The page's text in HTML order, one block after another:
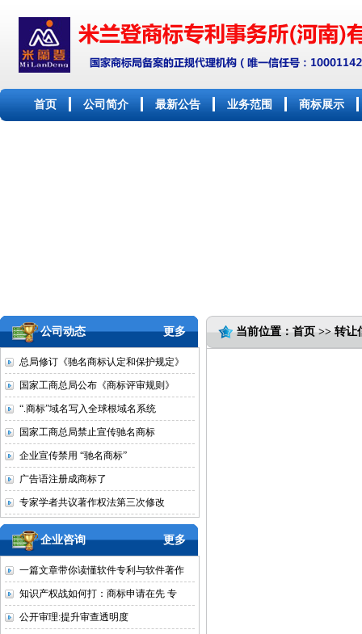
首页 公司简介 最新公告 业务范围 商标展示
公司动态 更多
总局修订《驰名商标认定和保护规定》
国家工商总局公布《商标评审规则》
“.商标”域名写入全球根域名系统
国家工商总局禁止宣传驰名商标
企业宣传禁用 “驰名商标”
广告语注册成商标了
专家学者共议著作权法第三次修改
企业咨询 更多
一篇文章带你读懂软件专利与软件著作
知识产权战如何打：商标申请在先 专
公开审理:提升审查透明度
当前位置：首页 >> 转让